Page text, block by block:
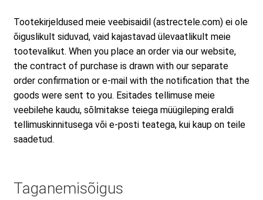
Ostuabi
Ostukorv
Privaatsuspoliitika
Tootekirjeldused meie veebisaidil (astrectele.com) ei ole
õiguslikult siduvad, vaid kajastavad ülevaatlikult meie
tootevalikut. When you place an order via our website,
the contract of purchase is drawn with our separate
order confirmation or e-mail with the notification that the
goods were sent to you. Esitades tellimuse meie
veebilehe kaudu, sõlmitakse teiega müügileping eraldi
tellimuskinnitusega või e-posti teatega, kui kaup on teile
saadetud.
Taganemisõigus